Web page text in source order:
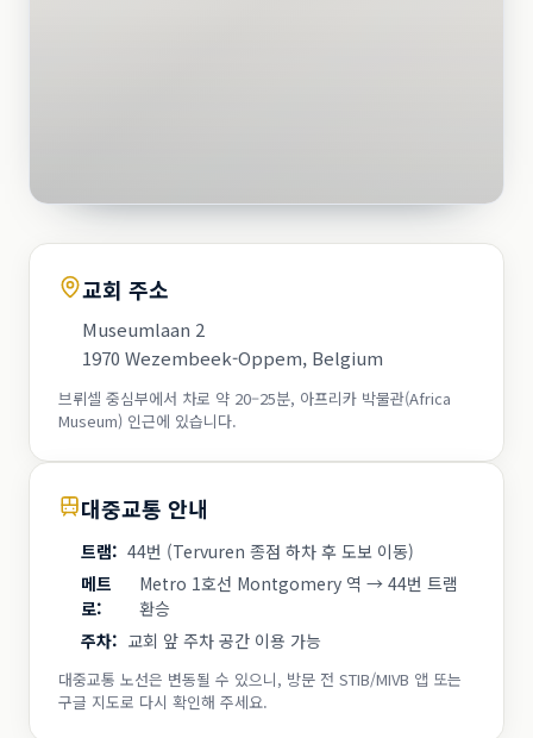
교회 주소
Museumlaan 2
1970 Wezembeek-Oppem, Belgium
브뤼셀 중심부에서 차로 약 20–25분, 아프리카 박물관(Africa
Museum) 인근에 있습니다.
대중교통 안내
트램: 44번 (Tervuren 종점 하차 후 도보 이동)
메트
로:
Metro 1호선 Montgomery 역 → 44번 트램
환승
주차: 교회 앞 주차 공간 이용 가능
대중교통 노선은 변동될 수 있으니, 방문 전 STIB/MIVB 앱 또는
구글 지도로 다시 확인해 주세요.